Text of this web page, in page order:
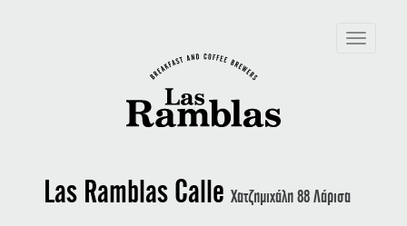
Toggle
Las Ramblas Calle Χατζημιχάλη 88 Λάρισα